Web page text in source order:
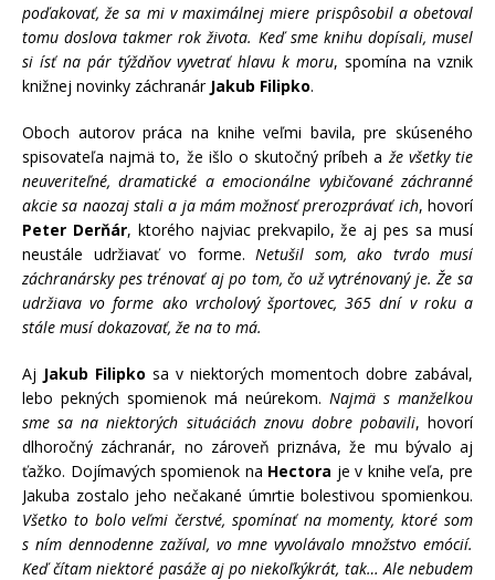
poďakovať, že sa mi v maximálnej miere prispôsobil a obetoval
tomu doslova takmer rok života. Keď sme knihu dopísali, musel
si ísť na pár týždňov vyvetrať hlavu k moru, spomína na vznik
knižnej novinky záchranár Jakub Filipko.
Oboch autorov práca na knihe veľmi bavila, pre skúseného
spisovateľa najmä to, že išlo o skutočný príbeh a že všetky tie
neuveriteľné, dramatické a emocionálne vybičované záchranné
akcie sa naozaj stali a ja mám možnosť prerozprávať ich, hovorí
Peter Derňár, ktorého najviac prekvapilo, že aj pes sa musí
neustále udržiavať vo forme. Netušil som, ako tvrdo musí
záchranársky pes trénovať aj po tom, čo už vytrénovaný je. Že sa
udržiava vo forme ako vrcholový športovec, 365 dní v roku a
stále musí dokazovať, že na to má.
Aj Jakub Filipko sa v niektorých momentoch dobre zabával,
lebo pekných spomienok má neúrekom. Najmä s manželkou
sme sa na niektorých situáciách znovu dobre pobavili, hovorí
dlhoročný záchranár, no zároveň priznáva, že mu bývalo aj
ťažko. Dojímavých spomienok na Hectora je v knihe veľa, pre
Jakuba zostalo jeho nečakané úmrtie bolestivou spomienkou.
Všetko to bolo veľmi čerstvé, spomínať na momenty, ktoré som
s ním dennodenne zažíval, vo mne vyvolávalo množstvo emócií.
Keď čítam niektoré pasáže aj po niekoľkýkrát, tak… Ale nebudem